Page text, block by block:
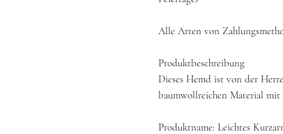
Alle Arten von
Produktbeschreibung
Dieses Hemd ist von der
baumwollreichen Material
Produktname: Leichtes